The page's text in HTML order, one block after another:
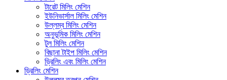
টারেট মিলিং মেশিন
ইউনিভার্সাল মিলিং মেশিন
উল্লম্ব মিলিং মেশিন
অনুভূমিক মিলিং মেশিন
টুল মিলিং মেশিন
বিছানা টাইপ মিলিং মেশিন
ড্রিলিং এবং মিলিং মেশিন
ড্রিলিং মেশিন